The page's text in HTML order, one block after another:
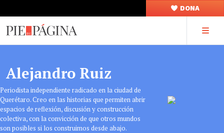
DONA
Alejandro Ruiz
Periodista independiente radicado en la ciudad de
Querétaro. Creo en las historias que permiten abrir
espacios de reflexión, discusión y construcción
colectiva, con la convicción de que otros mundos
son posibles si los construimos desde abajo.